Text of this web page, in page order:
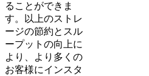
ることができま
す。以上のストレ
ージの節約とスル
ープットの向上に
より、より多くの
お客様にインスタ